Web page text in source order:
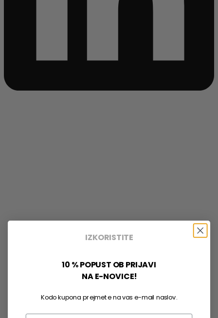
IZKORISTITE
10 % POPUST OB PRIJAVI
NA E-NOVICE!
Kodo kupona prejmete na vas e-mail naslov.